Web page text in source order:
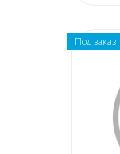
Под заказ